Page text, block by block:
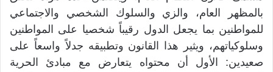
بالمظهر العام، والزي والسلوك الشخصي والاجتماعي
للمواطنين بما يجعل الدول رقيباً شخصيا على المواطنين
وسلوكياتهم، ويثير هذا القانون وتطبيقه جدلاً واسعاً على
صعيدين: الأول أن محتواه يتعارض مع مبادئ الحرية